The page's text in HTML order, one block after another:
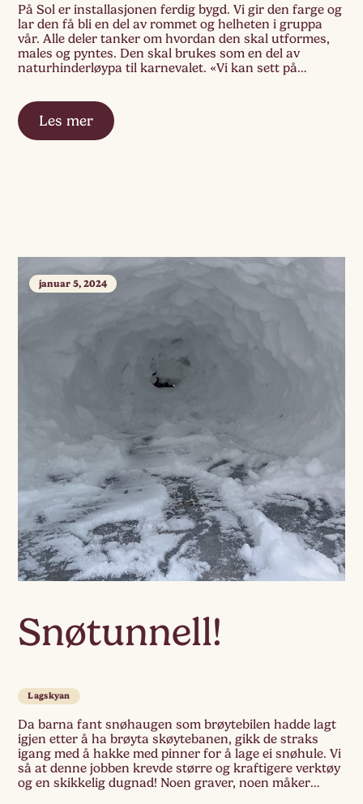
På Sol er installasjonen ferdig bygd. Vi gir den farge og
lar den få bli en del av rommet og helheten i gruppa
vår. Alle deler tanker om hvordan den skal utformes,
males og pyntes. Den skal brukes som en del av
naturhinderløypa til karnevalet. «Vi kan sett på
Les mer
Snøtunnell!
januar 5, 2024
Lagskyan
Da barna fant snøhaugen som brøytebilen hadde lagt
igjen etter å ha brøyta skøytebanen, gikk de straks
igang med å hakke med pinner for å lage ei snøhule. Vi
så at denne jobben krevde større og kraftigere verktøy
og en skikkelig dugnad! Noen graver, noen måker